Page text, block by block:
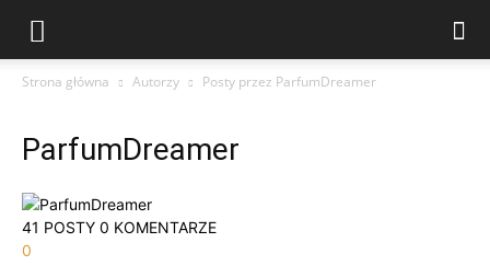
Strona główna Autorzy Posty przez ParfumDreamer
ParfumDreamer
41 POSTY 0 KOMENTARZE
0